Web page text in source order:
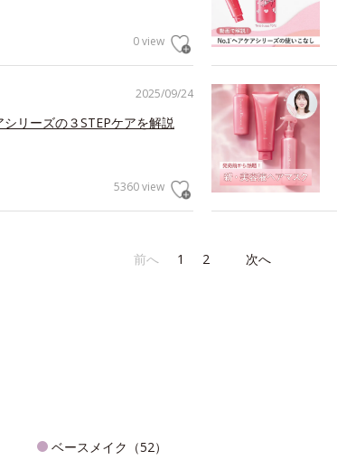
0 view
2025/09/24
リーズの３STEPケアを解説
5360 view
前へ 1 2 次へ
ベースメイク（52）